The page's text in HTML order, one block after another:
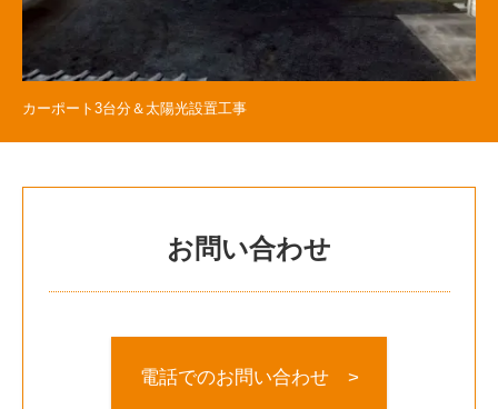
カーポート3台分＆太陽光設置工事
お問い合わせ
電話でのお問い合わせ >